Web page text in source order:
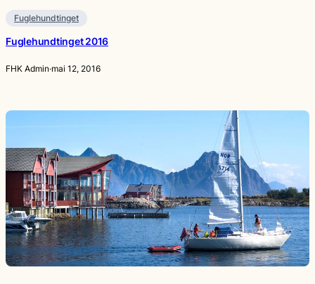
Fuglehundtinget
Fuglehundtinget 2016
FHK Admin·mai 12, 2016